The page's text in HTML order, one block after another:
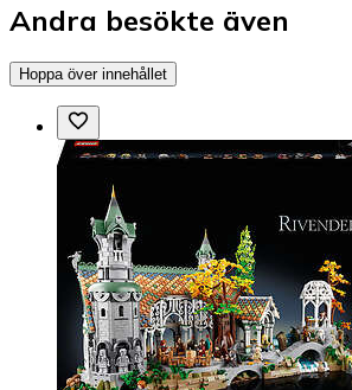
Andra besökte även
Hoppa över innehållet